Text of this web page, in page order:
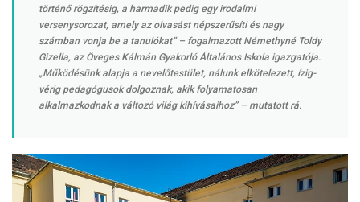
történő rögzítésig, a harmadik pedig egy irodalmi
versenysorozat, amely az olvasást népszerűsíti és nagy
számban vonja be a tanulókat” – fogalmazott Némethyné Toldy
Gizella, az Öveges Kálmán Gyakorló Általános Iskola igazgatója.
„Működésünk alapja a nevelőtestület, nálunk elkötelezett, ízig-
vérig pedagógusok dolgoznak, akik folyamatosan
alkalmazkodnak a változó világ kihívásaihoz” – mutatott rá.